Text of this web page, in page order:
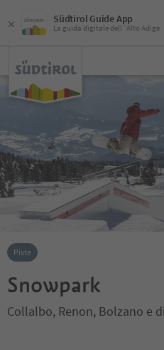
Südtirol Guide App
La guida digitale dell´Alto Adige
Piste
Snowpark
Collalbo, Renon, Bolzano e